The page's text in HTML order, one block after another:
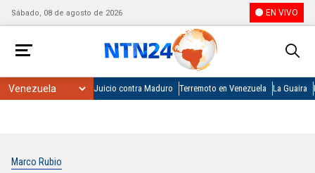
Sábado, 08 de agosto de 2026 EN VIVO
Juicio contra Maduro Terremoto en Venezuela La Guaira
Marco Rubio